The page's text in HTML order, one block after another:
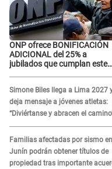
ONP ofrece BONIFICACIÓN
ADICIONAL del 25% a
jubilados que cumplan este
Simone Biles llega a Lima 2027
deja mensaje a jóvenes atletas:
“Diviértanse y abracen el
Familias afectadas por sismo en
Junín podrán obtener títulos de
propiedad tras importante